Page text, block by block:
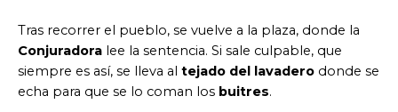
Tras recorrer el pueblo, se vuelve a la plaza, donde la
Conjuradora lee la sentencia. Si sale culpable, que
siempre es así, se lleva al tejado del lavadero donde se
echa para que se lo coman los buitres.